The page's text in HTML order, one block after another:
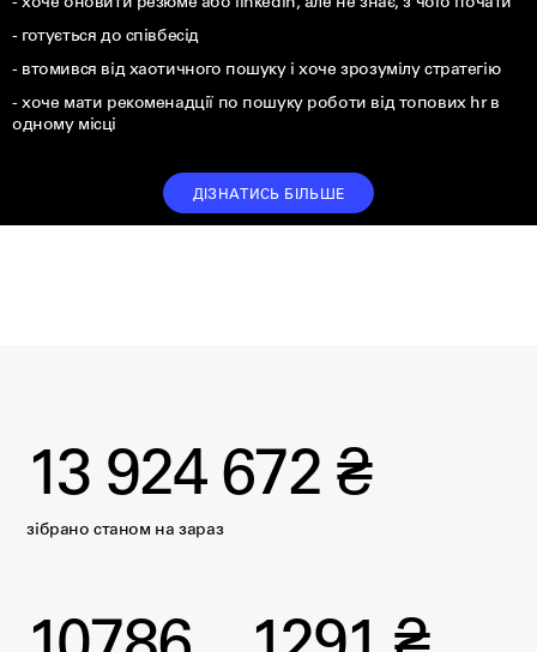
- хоче оновити резюме або linkedin, але не знає, з чого почати
- готується до співбесід
- втомився від хаотичного пошуку і хоче зрозумілу стратегію
- хоче мати рекоменадції по пошуку роботи від топових hr в
одному місці
ДІЗНАТИСЬ БІЛЬШЕ
13 924 672 ₴
зібрано станом на зараз